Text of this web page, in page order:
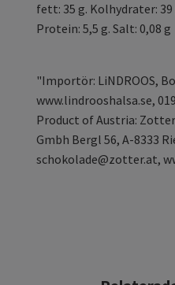
fett: 35 g. Kolhydrater:
Protein: 5,5 g. Salt: 0,08 g
"Importör: LiNDROOS,
www.lindrooshalsa.se,
Product of Austria:
Gmbh Bergl 56, A-8333
schokolade@zotter.at,